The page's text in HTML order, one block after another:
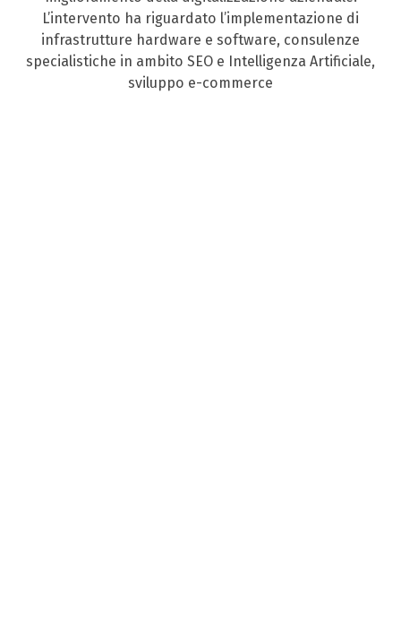
L’intervento ha riguardato l’implementazione di
infrastrutture hardware e software, consulenze
specialistiche in ambito SEO e Intelligenza Artificiale,
sviluppo e-commerce